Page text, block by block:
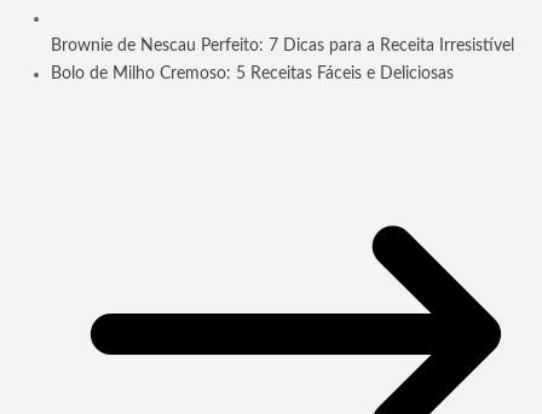
Brownie de Nescau Perfeito: 7 Dicas para a Receita Irresistível
Bolo de Milho Cremoso: 5 Receitas Fáceis e Deliciosas